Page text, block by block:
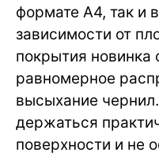
формате А4, так и
зависимости от
покрытия новинка
равномерное
высыхание
держаться
поверхности и не